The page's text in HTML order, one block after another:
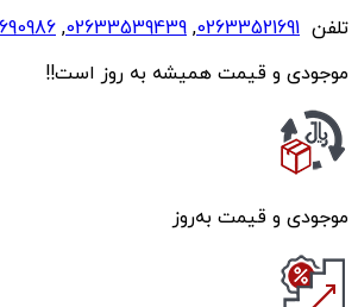
تلفن 02633521691
,
02633539439
,
موجودی و قیمت همیشه به روز است!!
موجودی و قیمت به‌روز